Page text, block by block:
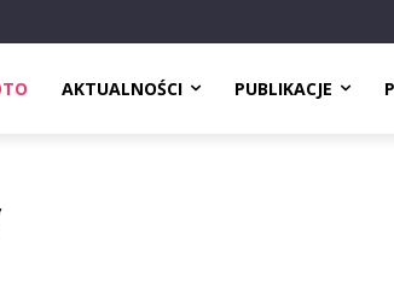
AKTUALNOŚCI PUBLIKACJE